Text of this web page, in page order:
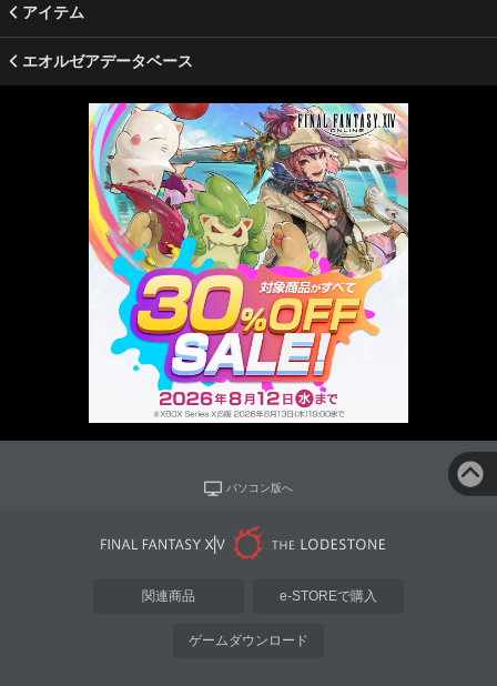
アイテム
エオルゼアデータベース
パソコン版へ
関連商品 e-STOREで購入
ゲームダウンロード